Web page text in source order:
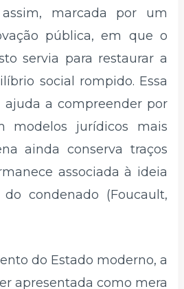
marcada por um
pública, em que o
servia para restaurar a
social rompido. Essa
ajuda a compreender por
modelos jurídicos mais
ainda conserva traços
associada à ideia
condenado (Foucault,
do Estado moderno, a
apresentada como mera